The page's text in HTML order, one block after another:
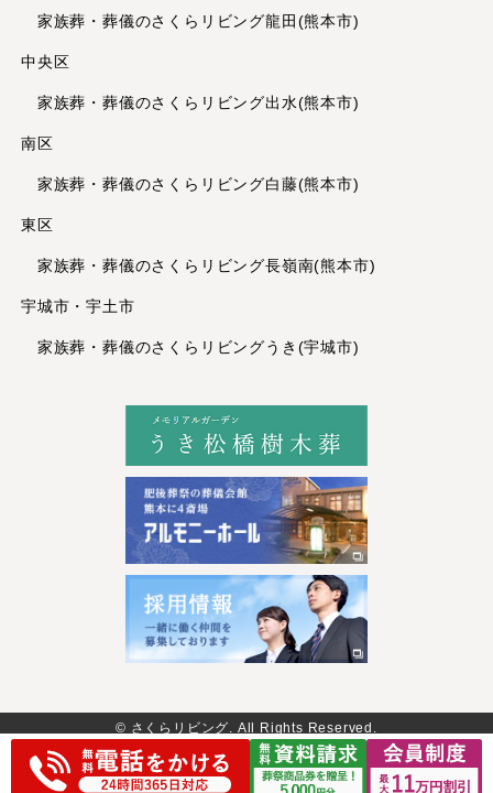
2023年6月
2023年4月
2023年3月
2023年2月
2022年11月
2022年10月
2022年9月
2021年4月
2020年11月
2020年10月
家族葬・葬儀のさくらリビング龍田(熊本市)
中央区
家族葬・葬儀のさくらリビング出水(熊本市)
南区
家族葬・葬儀のさくらリビング白藤(熊本市)
東区
家族葬・葬儀のさくらリビング長嶺南(熊本市)
宇城市・宇土市
家族葬・葬儀のさくらリビングうき(宇城市)
© さくらリビング. All Rights Reserved.